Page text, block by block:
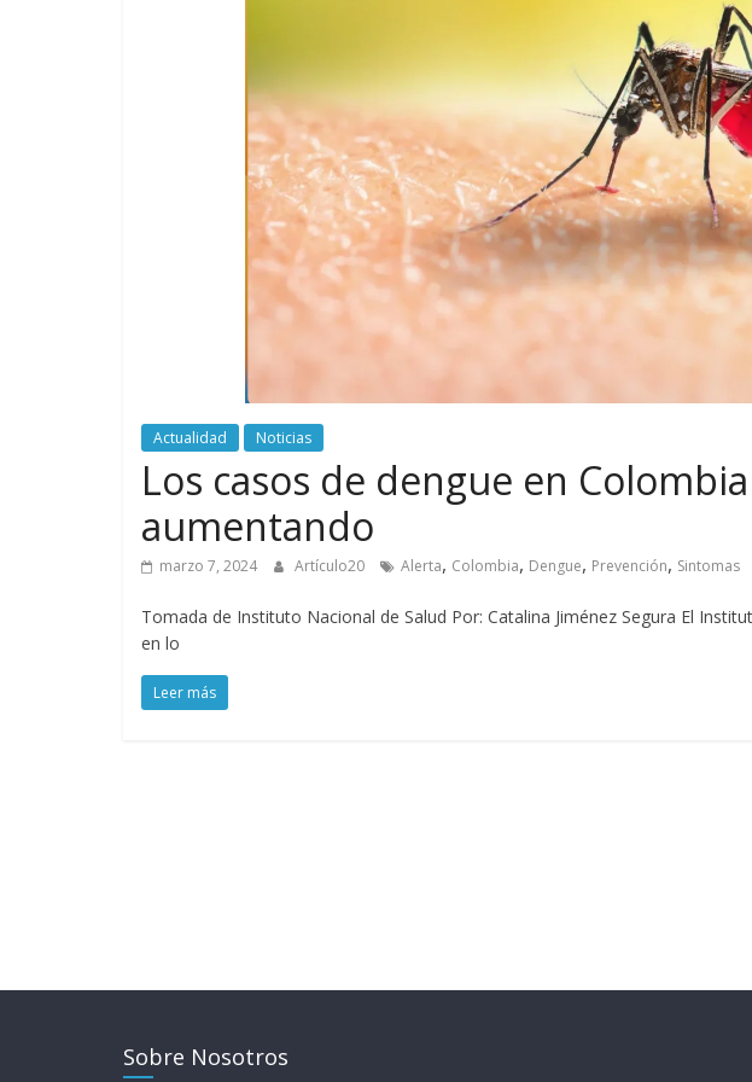
Actualidad Noticias
Los casos de dengue en
aumentando
marzo 7, 2024 Artículo20 Alerta, Colombia, Dengue, Prevención, Sintomas
Tomada de Instituto Nacional de Salud Por: Catalina Jiménez Segura El
en lo
Leer más
Sobre Nosotros